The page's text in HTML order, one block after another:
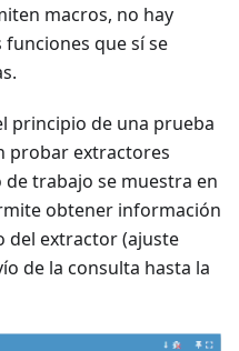
macros, no hay
que sí se
principio de una prueba
probar extractores
trabajo se muestra en
obtener información
del extractor (ajuste
de la consulta hasta la